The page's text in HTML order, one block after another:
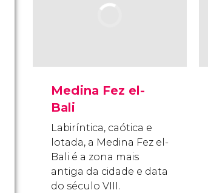
Medina Fez el-
Bali
Labiríntica, caótica e
lotada, a Medina Fez el-
Bali é a zona mais
antiga da cidade e data
do século VIII.